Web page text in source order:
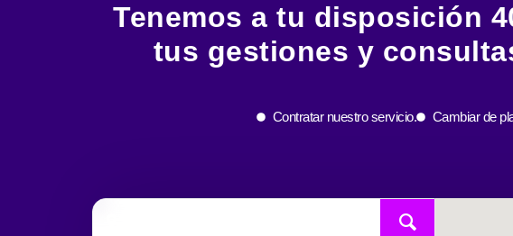
Tenemos a tu disposición
tus gestiones y
Contratar nuestro servicio. Cambiar de